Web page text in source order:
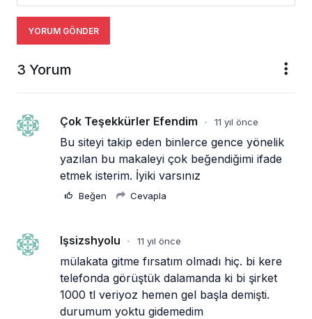
YORUM GÖNDER
3 Yorum
Çok Teşekkürler Efendim • 11 yıl önce
Bu siteyi takip eden binlerce gence yönelik
yazılan bu makaleyi çok beğendiğimi ifade
etmek isterim. İyiki varsınız
Beğen Cevapla
Işsizshyolu • 11 yıl önce
mülakata gitme fırsatım olmadı hiç. bi kere
telefonda görüştük dalamanda ki bi şirket
1000 tl veriyoz hemen gel başla demişti.
durumum yoktu gidemedim